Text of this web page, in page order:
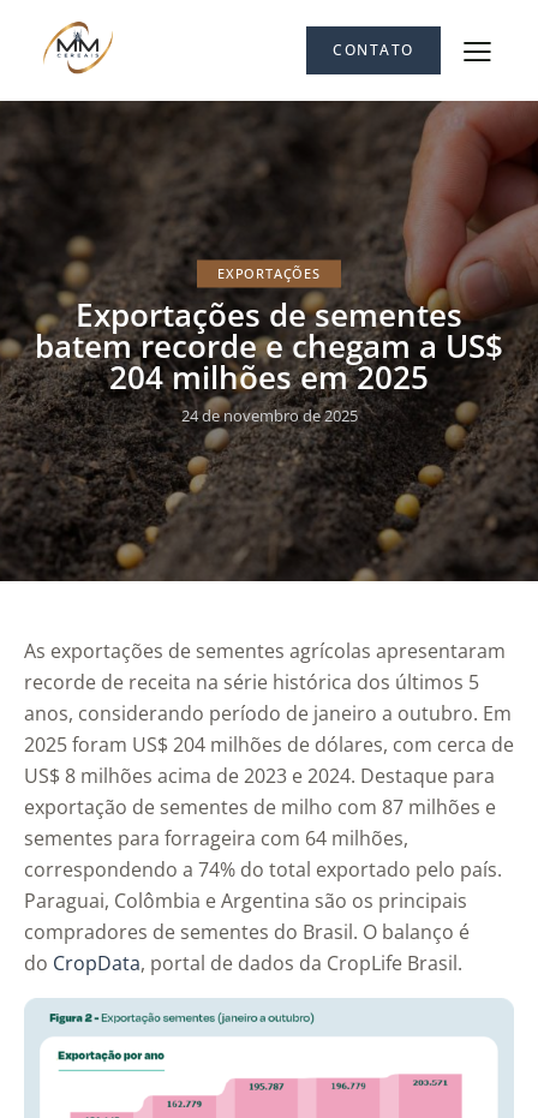
CONTATO
EXPORTAÇÕES
Exportações de sementes
batem recorde e chegam a US$
204 milhões em 2025
24 de novembro de 2025
As exportações de sementes agrícolas apresentaram
recorde de receita na série histórica dos últimos 5
anos, considerando período de janeiro a outubro. Em
2025 foram US$ 204 milhões de dólares, com cerca de
US$ 8 milhões acima de 2023 e 2024. Destaque para
exportação de sementes de milho com 87 milhões e
sementes para forrageira com 64 milhões,
correspondendo a 74% do total exportado pelo país.
Paraguai, Colômbia e Argentina são os principais
compradores de sementes do Brasil. O balanço é
do CropData, portal de dados da CropLife Brasil.